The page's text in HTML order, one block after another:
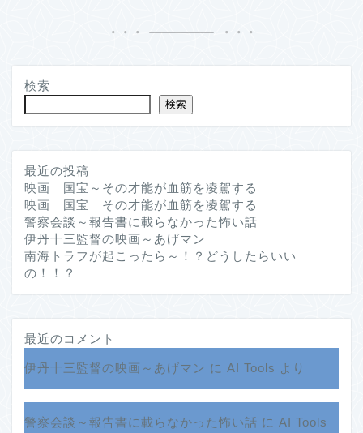
検索
検索
最近の投稿
映画 国宝～その才能が血筋を凌駕する
映画 国宝 その才能が血筋を凌駕する
警察会談～報告書に載らなかった怖い話
伊丹十三監督の映画～あげマン
南海トラフが起こったら～！？どうしたらいい
の！！？
最近のコメント
伊丹十三監督の映画～あげマン に AI Tools より
警察会談～報告書に載らなかった怖い話 に AI Tools